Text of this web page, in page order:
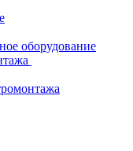
оборудование